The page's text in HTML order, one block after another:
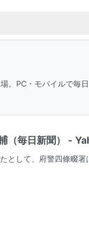
PC・モバイルで毎
（毎日新聞） -
して、府警四條畷